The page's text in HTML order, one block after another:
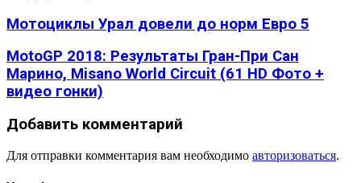
Мотоциклы Урал довели до норм Евро 5
MotoGP 2018: Результаты Гран-При Сан
Марино, Misano World Circuit (61 HD Фото +
видео гонки)
Добавить комментарий
Для отправки комментария вам необходимо авторизоваться.